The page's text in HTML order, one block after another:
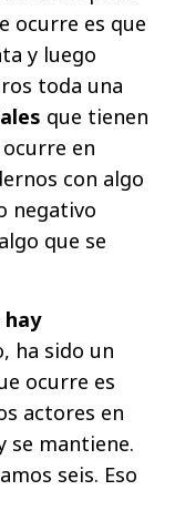
ocurre es que
y luego
toda una
que tienen
en
con algo
negativo
que se
ha sido un
ocurre es
actores en
se mantiene.
seis. Eso